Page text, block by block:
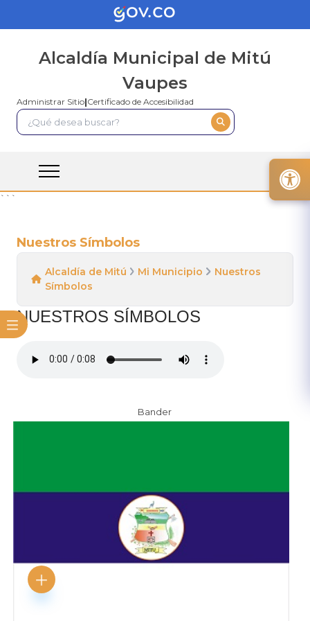
Alcaldía Municipal de Mitú
Vaupes
Administrar Sitio|Certificado de Accesibilidad
```
Nuestros Símbolos
Alcaldía de Mitú Mi Municipio
Nuestros
Símbolos
NUESTROS SÍMBOLOS
Bander